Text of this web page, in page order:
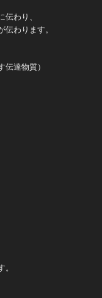
わり、
わります。
伝達物質）